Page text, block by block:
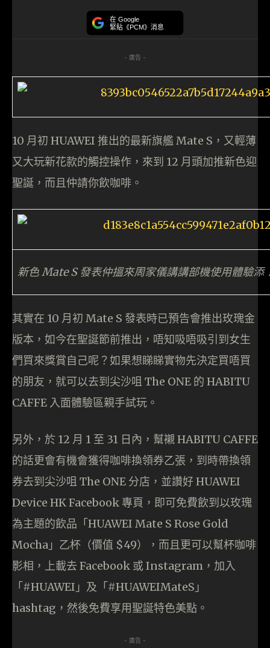
在 Google
緊貼《PCM》消息
- 廣告 -
10 月初 HUAWEI 推出的最新旗艦 Mate S，又輕薄
又大玩新花款的觸控操作，來到 12 月頭加推新色迎
聖誕，而且仲請你飲咖啡。
新色 Mate S 發表仲搵來周家儀講講部機使用體驗添
其實在 10 月初 Mate S 發表時已預告會推出玫瑰金
版本，如今在聖誕節前推出，唔知吸唔吸引到女生
們買來獎賞自己呢？如果想睇睇實物先決定買唔買
的朋友，就可以去到尖沙咀 The ONE 的 HABITU
CAFFE 入面體驗區親手試玩。
另外，於 12 月 1 至 31 日內，幫襯 HABITU CAFFE
的話更會有機會獲得咖啡換領券乙張，到時帶換領
券去到尖沙咀 The ONE 分店，並讚好 HUAWEI
Device HK Facebook 專頁，即可免費飲到以玫瑰
為主題的飲品「HUAWEI Mate S Rose Gold
Mocha」乙杯（價值 $49），而且更可以幫杯咖啡
影相，上載去 Facebook 或 Instagram，加入
「#HUAWEI」及「#HUAWEIMateS」
hashtag，然後免費享用聖誕特色美點。
- 廣告 -